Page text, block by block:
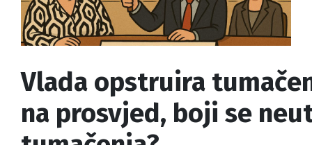
Vlada opstruira
na prosvjed, boji se